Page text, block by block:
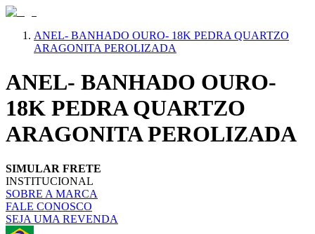
ANEL- BANHADO OURO- 18K PEDRA QUARTZO
ARAGONITA PEROLIZADA
ANEL- BANHADO OURO-
18K PEDRA QUARTZO
ARAGONITA PEROLIZADA
SIMULAR FRETE
INSTITUCIONAL
SOBRE A MARCA
FALE CONOSCO
SEJA UMA REVENDA